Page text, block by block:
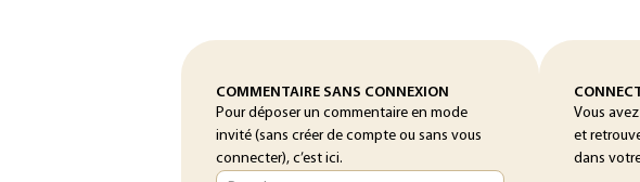
COMMENTAIRE SANS CONNEXION
Pour déposer un commentaire en mode
invité (sans créer de compte ou sans vous
connecter), c’est ici.
Vous
et
dans